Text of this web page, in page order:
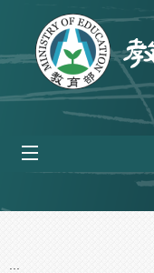
跳到主要內容區塊